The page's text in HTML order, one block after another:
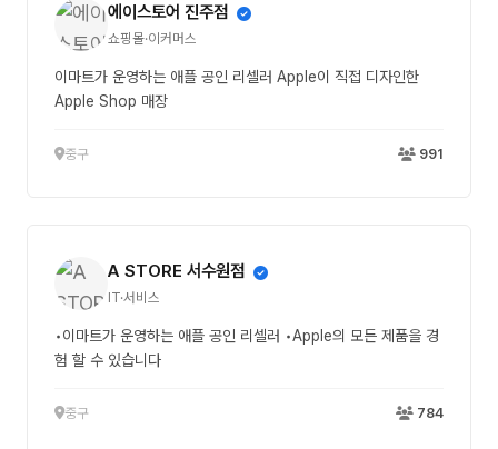
에이스토어 진주점
쇼핑몰·이커머스
이마트가 운영하는 애플 공인 리셀러 Apple이 직접 디자인한
Apple Shop 매장
중구 991
A STORE 서수원점
IT·서비스
•이마트가 운영하는 애플 공인 리셀러 •Apple의 모든 제품을 경
험 할 수 있습니다
중구 784